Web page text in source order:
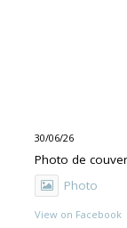
30/06/26
Photo de
Photo
View on Facebook